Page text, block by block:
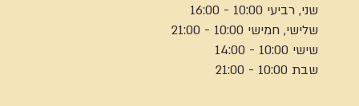
שני, רביעי 10:00 - 16:00
שלישי, חמישי 10:00 - 21:00
שישי 10:00 - 14:00
שבת 10:00 - 21:00